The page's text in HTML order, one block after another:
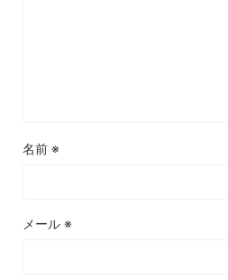
名前 ※
メール ※